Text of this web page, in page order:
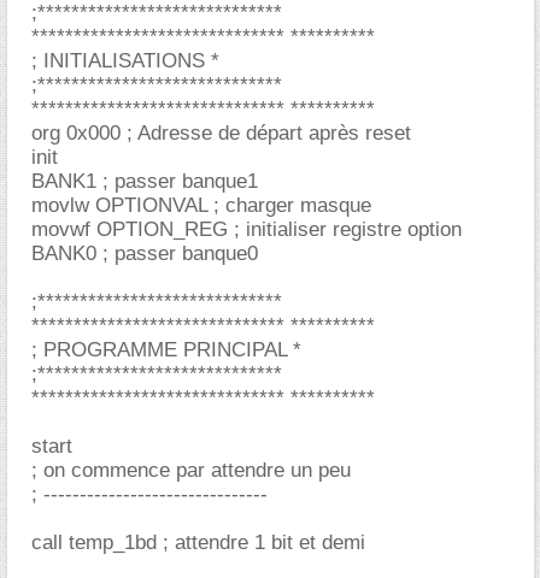
;*****************************
****************************** **********
; INITIALISATIONS *
;*****************************
****************************** **********
org 0x000 ; Adresse de départ après reset
init
BANK1 ; passer banque1
movlw OPTIONVAL ; charger masque
movwf OPTION_REG ; initialiser registre option
BANK0 ; passer banque0
;*****************************
****************************** **********
; PROGRAMME PRINCIPAL *
;*****************************
****************************** **********
start
; on commence par attendre un peu
; -------------------------------
call temp_1bd ; attendre 1 bit et demi